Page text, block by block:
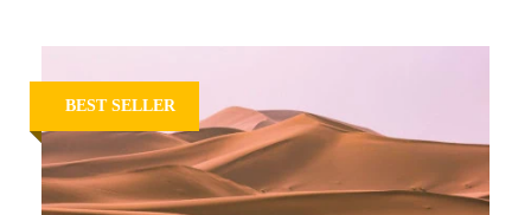
BEST SELLER